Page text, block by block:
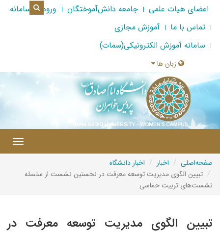
اعضای هیات علمی جامعه دانش‌آموختگان
ورود به سامانه
تماس با ما
آموزش مجازی
سامانه آموزش الکترونیکی(سمات)
زبان ها
صفحه‌اصلی اخبار
اخبار دانشگاه
تبیین الگوی مدیریت توسعه معرفت در نخستین نشست از سلسله
نشست‌های تربیت حماسی
تبیین الگوی مدیریت توسعه معرفت در